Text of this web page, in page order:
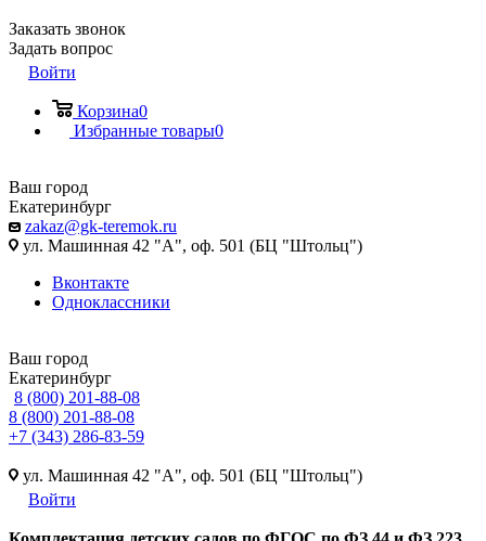
Заказать звонок
Задать вопрос
Войти
Корзина0
Избранные товары0
Ваш город
Екатеринбург
zakaz@gk-teremok.ru
ул. Машинная 42 "А", оф. 501 (БЦ "Штольц")
Вконтакте
Одноклассники
Ваш город
Екатеринбург
8 (800) 201-88-08
8 (800) 201-88-08
+7 (343) 286-83-59
ул. Машинная 42 "А", оф. 501 (БЦ "Штольц")
Войти